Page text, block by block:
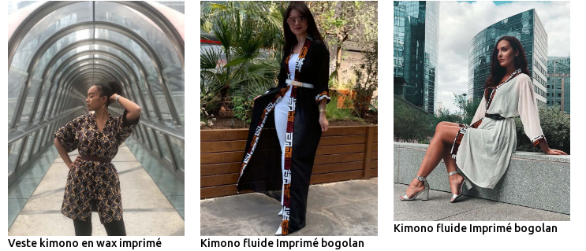
Veste kimono en wax imprimé
Kimono fluide Imprimé bogolan
Kimono fluide Imprimé bogolan